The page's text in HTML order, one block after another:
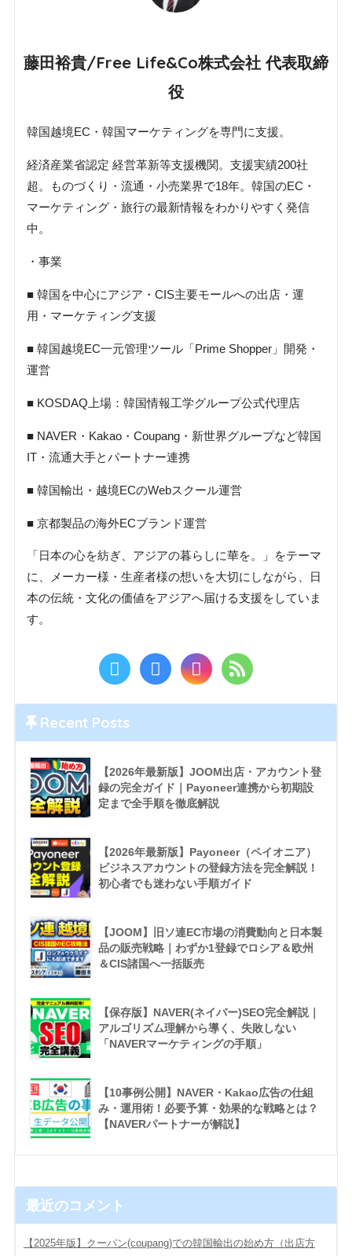
藤田裕貴/Free Life&Co株式会社 代表取締
役
韓国越境EC・韓国マーケティングを専門に支援。
経済産業省認定 経営革新等支援機関。支援実績200社
超。ものづくり・流通・小売業界で18年。韓国のEC・
マーケティング・旅行の最新情報をわかりやすく発信
中。
・事業
■ 韓国を中心にアジア・CIS主要モールへの出店・運
用・マーケティング支援
■ 韓国越境EC一元管理ツール「Prime Shopper」開発・
運営
■ KOSDAQ上場：韓国情報工学グループ公式代理店
■ NAVER・Kakao・Coupang・新世界グループなど韓国
IT・流通大手とパートナー連携
■ 韓国輸出・越境ECのWebスクール運営
■ 京都製品の海外ECブランド運営
「日本の心を紡ぎ、アジアの暮らしに華を。」をテーマ
に、メーカー様・生産者様の想いを大切にしながら、日
本の伝統・文化の価値をアジアへ届ける支援をしていま
す。
Recent Posts
【2026年最新版】JOOM出店・アカウント登
録の完全ガイド｜Payoneer連携から初期設
定まで全手順を徹底解説
【2026年最新版】Payoneer（ペイオニア）
ビジネスアカウントの登録方法を完全解説！
初心者でも迷わない手順ガイド
【JOOM】旧ソ連EC市場の消費動向と日本製
品の販売戦略｜わずか1登録でロシア＆欧州
＆CIS諸国へ一括販売
【保存版】NAVER(ネイバー)SEO完全解説｜
アルゴリズム理解から導く、失敗しない
「NAVERマーケティングの手順」
【10事例公開】NAVER・Kakao広告の仕組
み・運用術！必要予算・効果的な戦略とは？
【NAVERパートナーが解説】
最近のコメント
【2025年版】クーパン(coupang)での韓国輸出の始め方（出店方